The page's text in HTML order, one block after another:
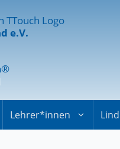
e.V.
Lehrer*innen